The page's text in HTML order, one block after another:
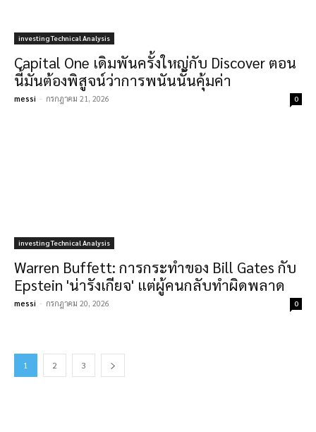
investing Technical Analysis
Capital One เดิมพันครั้งใหญ่กับ Discover ตอน
นี้มันต้องพิสูจน์ว่าการพนันนั้นคุ้มค่า
messi - กรกฎาคม 21, 2026 0
investing Technical Analysis
Warren Buffett: การกระทำของ Bill Gates กับ
Epstein 'น่ารังเกียจ' แต่ผู้คนกลับทำผิดพลาด
messi - กรกฎาคม 20, 2026 0
1 2 3